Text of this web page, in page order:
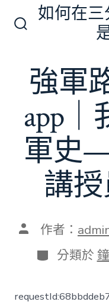
換
開
關
如何在
強軍
app
軍史
講
文 作者：
分
類
分類於